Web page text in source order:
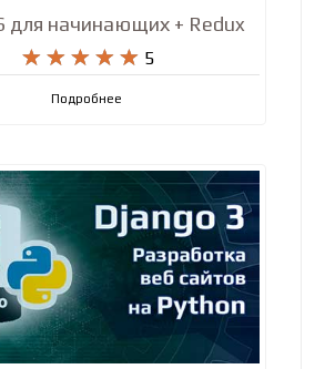
для начинающих + Redux
    
     5
Подробнее